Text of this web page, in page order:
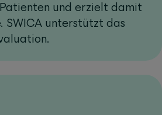
und erzielt damit
SWICA unterstützt das